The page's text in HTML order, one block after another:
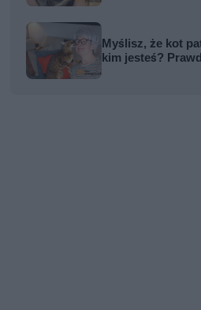
Myślisz, że kot
kim jesteś?